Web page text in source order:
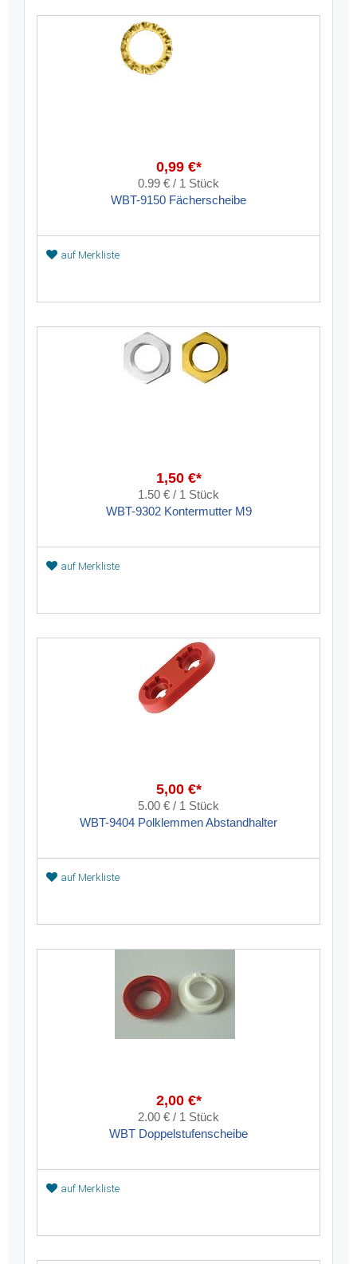
0,99 €*
0.99 € / 1 Stück
WBT-9150 Fächerscheibe
auf Merkliste
1,50 €*
1.50 € / 1 Stück
WBT-9302 Kontermutter M9
auf Merkliste
5,00 €*
5.00 € / 1 Stück
WBT-9404 Polklemmen Abstandhalter
auf Merkliste
2,00 €*
2.00 € / 1 Stück
WBT Doppelstufenscheibe
auf Merkliste